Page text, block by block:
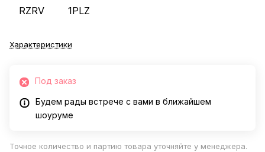
RZRV 1PLZ
Характеристики
Под заказ
Будем рады встрече с вами в ближайшем
шоуруме
Точное количество и партию товара уточняйте у менеджера.